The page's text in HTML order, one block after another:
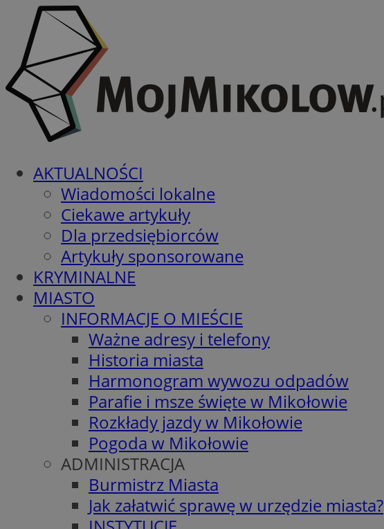
AKTUALNOŚCI
Wiadomości lokalne
Ciekawe artykuły
Dla przedsiębiorców
Artykuły sponsorowane
KRYMINALNE
MIASTO
INFORMACJE O MIEŚCIE
Ważne adresy i telefony
Historia miasta
Harmonogram wywozu odpadów
Parafie i msze święte w Mikołowie
Rozkłady jazdy w Mikołowie
Pogoda w Mikołowie
ADMINISTRACJA
Burmistrz Miasta
Jak załatwić sprawę w urzędzie miasta?